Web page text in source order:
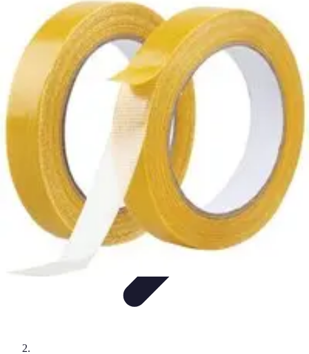
Fibre Internet Maison
Optimisation
ÉquipementAvantages de la
Tendances Comprendre la Fibre
Fibre Internet Maison